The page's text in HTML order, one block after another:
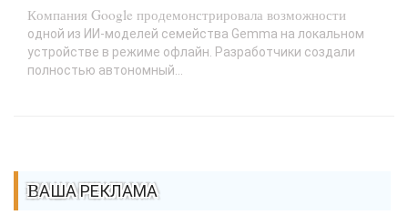
Компания Google продемонстрировала возможности
одной из ИИ-моделей семейства Gemma на локальном
устройстве в режиме офлайн. Разработчики создали
полностью автономный...
ВАША РЕКЛАМА